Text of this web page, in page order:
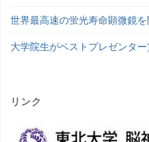
世界最高速の蛍光寿命顕微鏡を
大学院生がベストプレゼンタ
リンク